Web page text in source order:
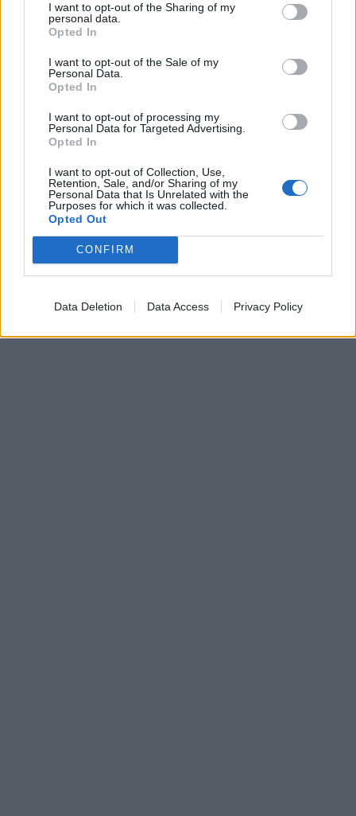
I want to opt-out of the Sharing of my
personal data.
Opted In
I want to opt-out of the Sale of my
Personal Data.
Opted In
I want to opt-out of processing my
Personal Data for Targeted Advertising.
Opted In
I want to opt-out of Collection, Use,
Retention, Sale, and/or Sharing of my
Personal Data that Is Unrelated with the
Purposes for which it was collected.
Opted Out
CONFIRM
Data Deletion Data Access Privacy Policy